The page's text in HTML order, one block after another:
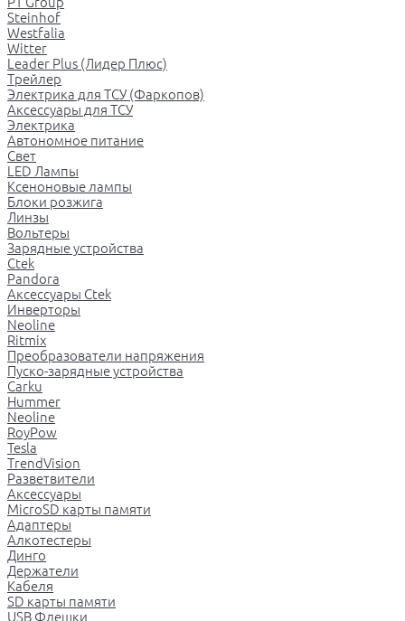
Steinhof
Westfalia
Witter
Leader Plus (Лидер Плюс)
Трейлер
Электрика для ТСУ (Фаркопов)
Аксессуары для ТСУ
Электрика
Автономное питание
Свет
LED Лампы
Ксеноновые лампы
Блоки розжига
Линзы
Вольтеры
Зарядные устройства
Ctek
Pandora
Аксессуары Ctek
Инверторы
Neoline
Ritmix
Преобразователи напряжения
Пуско-зарядные устройства
Carku
Hummer
Neoline
RoyPow
Tesla
TrendVision
Разветвители
Аксессуары
MicroSD карты памяти
Адаптеры
Алкотестеры
Динго
Держатели
Кабеля
SD карты памяти
USB Флешки